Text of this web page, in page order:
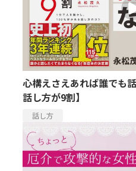
心構えさえあれば誰でも
話し方が9割】
話し方